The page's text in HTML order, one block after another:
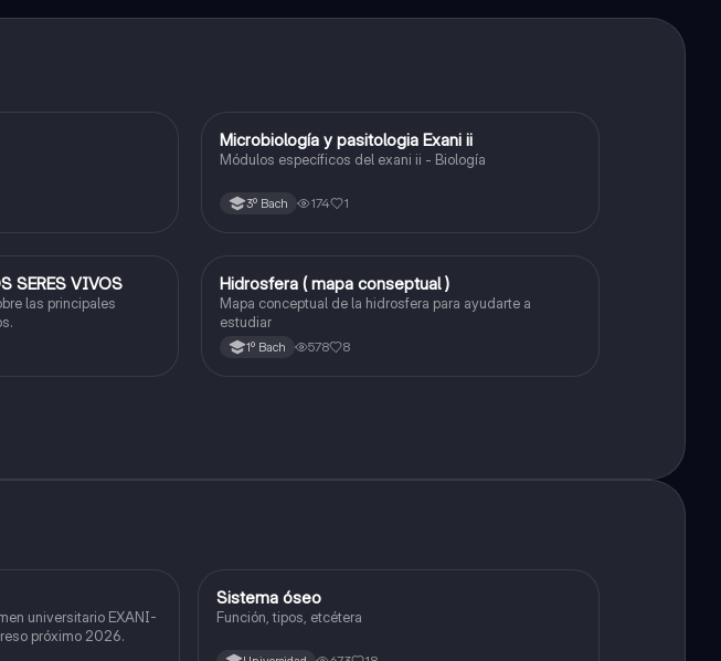
Biología
Microbiología y pasitologia Exani ii
Módulos específicos del exani ii - Biología
3º Bach 174 1
SERES VIVOS
las principales
Biología
Hidrosfera ( mapa conseptual )
Mapa conceptual de la hidrosfera para ayudarte a
estudiar
1º Bach 578 8
universitario EXANI-
próximo 2026.
Biología
Sistema óseo
Función, tipos, etcétera